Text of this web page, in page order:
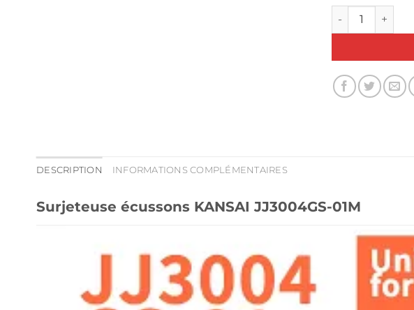
quantité de
DESCRIPTION INFORMATIONS COMPLÉMENTAIRES
Surjeteuse écussons KANSAI JJ3004GS-01M